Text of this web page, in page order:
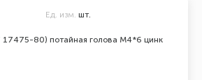
80) потайная голова М4*6 цинк
Ед. изм. шт.